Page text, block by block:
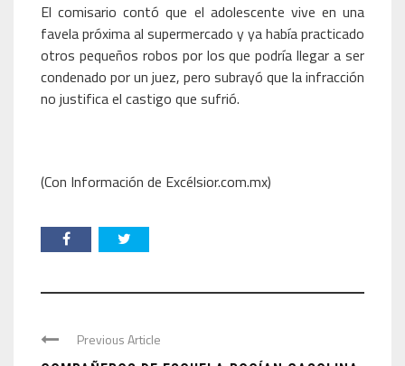
El comisario contó que el adolescente vive en una
favela próxima al supermercado y ya había practicado
otros pequeños robos por los que podría llegar a ser
condenado por un juez, pero subrayó que la infracción
no justifica el castigo que sufrió.
(Con Información de Excélsior.com.mx)
Previous Article